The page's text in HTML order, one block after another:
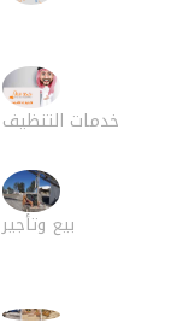
خدمات التنظيف
بيع وتأجير